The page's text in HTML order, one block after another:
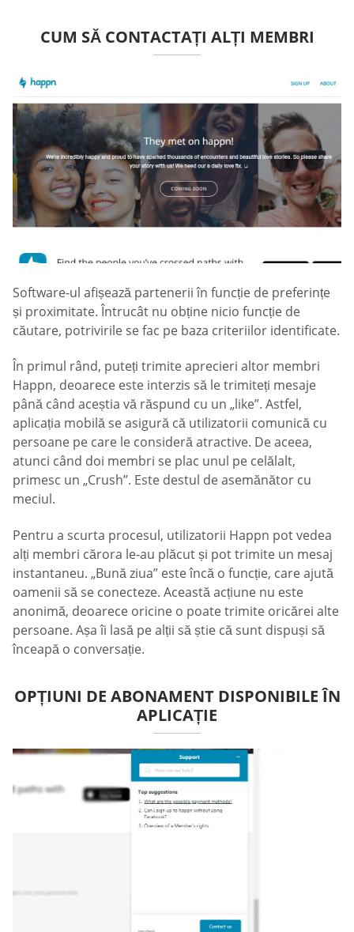
CUM SĂ CONTACTAȚI ALȚI MEMBRI
Software-ul afișează partenerii în funcție de preferințe
și proximitate. Întrucât nu obține nicio funcție de
căutare, potrivirile se fac pe baza criteriilor identificate.
În primul rând, puteți trimite aprecieri altor membri
Happn, deoarece este interzis să le trimiteți mesaje
până când aceștia vă răspund cu un „like”. Astfel,
aplicația mobilă se asigură că utilizatorii comunică cu
persoane pe care le consideră atractive. De aceea,
atunci când doi membri se plac unul pe celălalt,
primesc un „Crush”. Este destul de asemănător cu
meciul.
Pentru a scurta procesul, utilizatorii Happn pot vedea
alți membri cărora le-au plăcut și pot trimite un mesaj
instantaneu. „Bună ziua” este încă o funcție, care ajută
oamenii să se conecteze. Această acțiune nu este
anonimă, deoarece oricine o poate trimite oricărei alte
persoane. Așa îi lasă pe alții să știe că sunt dispuși să
înceapă o conversație.
OPȚIUNI DE ABONAMENT DISPONIBILE ÎN
APLICAȚIE